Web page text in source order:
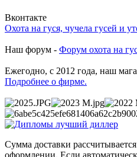
Вконтакте
Охота на гуся, чучела гусей и
Наш форум - Форум охота на
Ежегодно, с 2012 года, наш
Подробнее о фирме.
Сумма доставки
оформлении. Если